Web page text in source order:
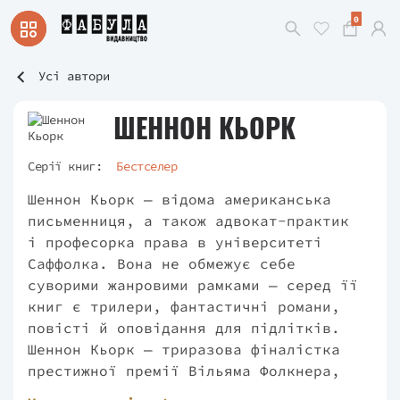
0
Усі автори
ШЕННОН КЬОРК
Серії книг: Бестселер
Шеннон Кьорк — відома американська
письменниця, а також адвокат-практик
і професорка права в університеті
Саффолка. Вона не обмежує себе
суворими жанровими рамками — серед її
книг є трилери, фантастичні романи,
повісті й оповідання для підлітків.
Шеннон Кьорк — триразова фіналістка
престижної премії Вільяма Фолкнера,